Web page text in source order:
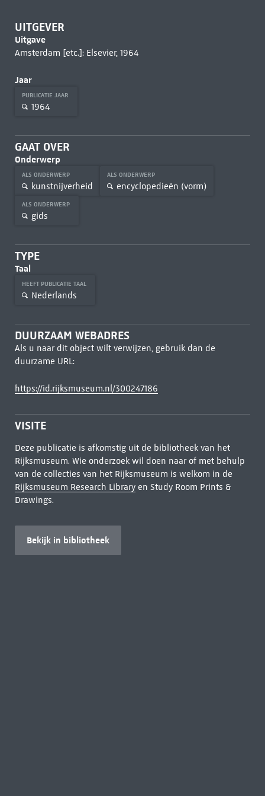
UITGEVER
Uitgave
Amsterdam [etc.]: Elsevier, 1964
Jaar
PUBLICATIE JAAR
1964
GAAT OVER
Onderwerp
ALS ONDERWERP
kunstnijverheid
ALS ONDERWERP
encyclopedieën (vorm)
ALS ONDERWERP
gids
TYPE
Taal
HEEFT PUBLICATIE TAAL
Nederlands
DUURZAAM WEBADRES
Als u naar dit object wilt verwijzen, gebruik dan de
duurzame URL:
https://id.rijksmuseum.nl/300247186
VISITE
Deze publicatie is afkomstig uit de bibliotheek van het
Rijksmuseum. Wie onderzoek wil doen naar of met behulp
van de collecties van het Rijksmuseum is welkom in de
Rijksmuseum Research Libraryen Study Room Prints &
Drawings.
Bekijk in bibliotheek